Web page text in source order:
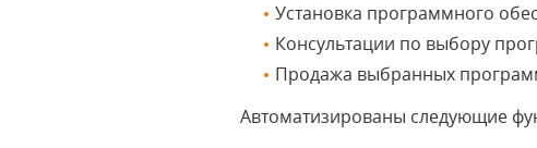
Установка программного
Консультации по выбору
Продажа выбранных
Автоматизированы следующие